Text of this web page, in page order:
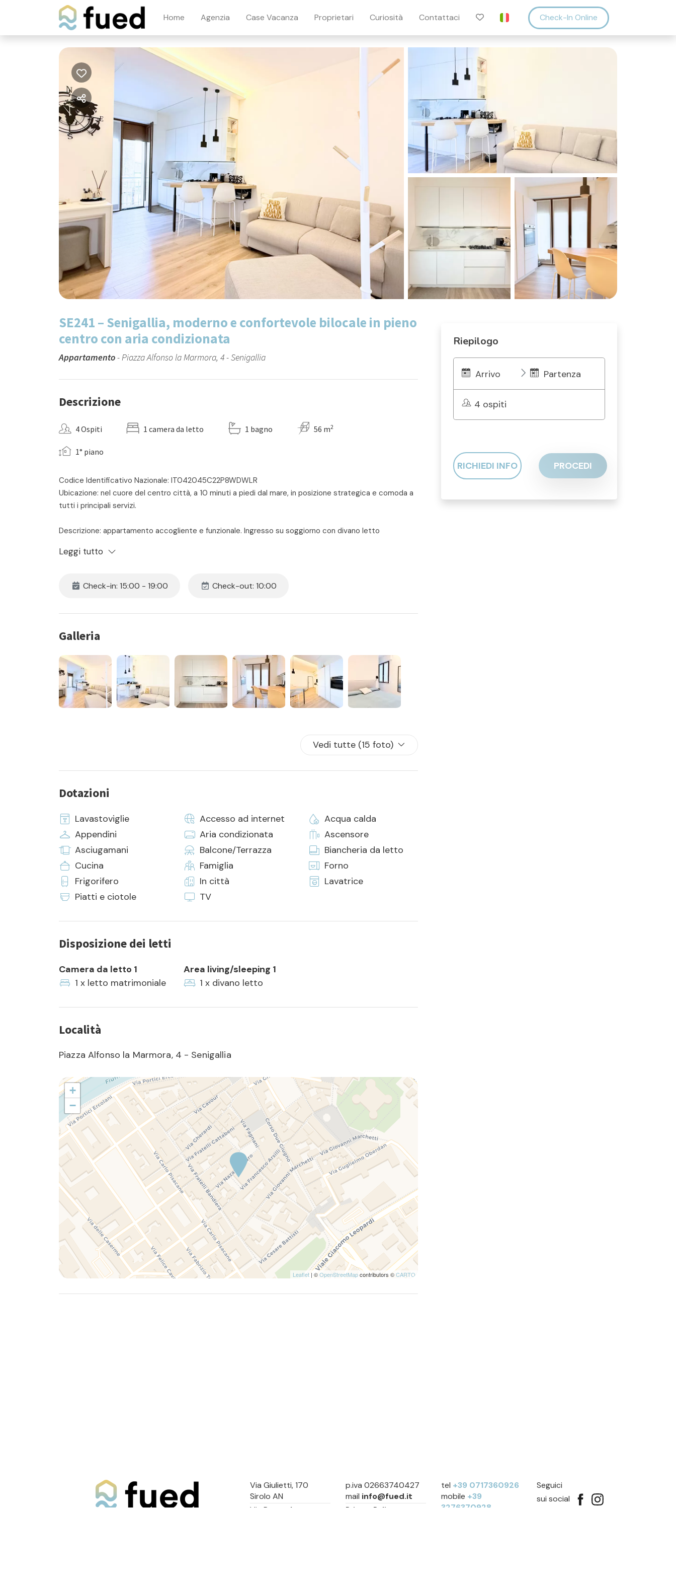
Home Agenzia Case Vacanza Proprietari Curiosità Contattaci Check-In Online
SE241 – Senigallia, moderno e confortevole bilocale in pieno
centro con aria condizionata
Appartamento- Piazza Alfonso la Marmora, 4 - Senigallia
Descrizione
4 Ospiti 1 camera da letto 1 bagno 56 m2
1° piano
Codice Identificativo Nazionale: IT042045C22P8WDWLR
Ubicazione: nel cuore del centro città, a 10 minuti a piedi dal mare, in posizione strategica e comoda a
tutti i principali servizi.
Descrizione: appartamento accogliente e funzionale. Ingresso su soggiorno con divano letto
box doccia – due balconi. Completano la soluzione: lavatrice, lavastoviglie, wifi e aria condizionata sia in
- assistenza in loco 24h
- la fornitura di biancheria da camera e da bagno per tutti i posti letto presenti in casa
Leggi tutto
Check-in: 15:00 - 19:00 Check-out: 10:00
Galleria
Vedi tutte (15 foto)
Dotazioni
Lavastoviglie Accesso ad internet
Acqua calda
Appendini
Aria condizionata
Ascensore
Asciugamani
Balcone/Terrazza
Biancheria da letto
Cucina
Famiglia
Forno
Frigorifero
In città
Lavatrice
Piatti e ciotole
TV
Disposizione dei letti
Camera da letto 1
1 x letto matrimoniale
Area living/sleeping 1
1 x divano letto
Località
Piazza Alfonso la Marmora, 4 - Senigallia
+
−
Leaflet | ©OpenStreetMapcontributors ©CARTO
Riepilogo
Arrivo Partenza
4 ospiti
RICHIEDI INFO PROCEDI
Via Giulietti, 170
Sirolo AN
Via Roma, 4
p.iva 02663740427
mail info@fued.it
Privacy Policy
tel +39 0717360926
mobile +39
3276370928
Seguici
sui social